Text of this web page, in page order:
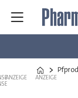
Home
ANZEIGE ANZEIGE